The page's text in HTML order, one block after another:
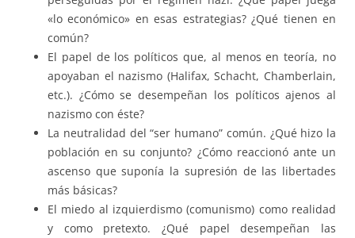
«lo económico» en esas estrategias? ¿Qué tienen en
común?
El papel de los políticos que, al menos en teoría, no
apoyaban el nazismo (Halifax, Schacht, Chamberlain,
etc.). ¿Cómo se desempeñan los políticos ajenos al
nazismo con éste?
La neutralidad del “ser humano” común. ¿Qué hizo la
población en su conjunto? ¿Cómo reaccionó ante un
ascenso que suponía la supresión de las libertades
más básicas?
El miedo al izquierdismo (comunismo) como realidad
y como pretexto. ¿Qué papel desempeñan las